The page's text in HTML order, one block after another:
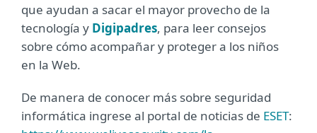
que ayudan a sacar el mayor provecho de la
tecnología y Digipadres, para leer consejos
sobre cómo acompañar y proteger a los niños
en la Web.
De manera de conocer más sobre seguridad
informática ingrese al portal de noticias de ESET: